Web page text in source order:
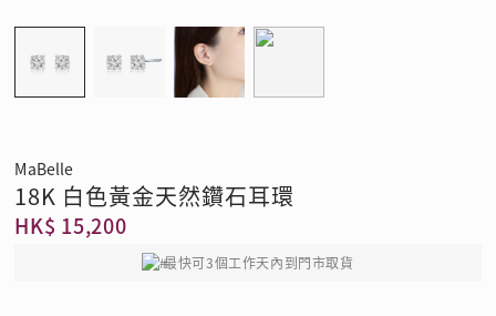
MaBelle
18K 白色黃金天然鑽石耳環
HK$ 15,200
最快可3個工作天內到門市取貨